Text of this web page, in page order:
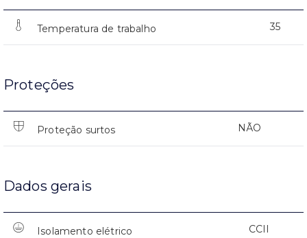
Temperatura de trabalho 35
Proteções
Proteção surtos NÃO
Dados gerais
Isolamento elétrico CCII